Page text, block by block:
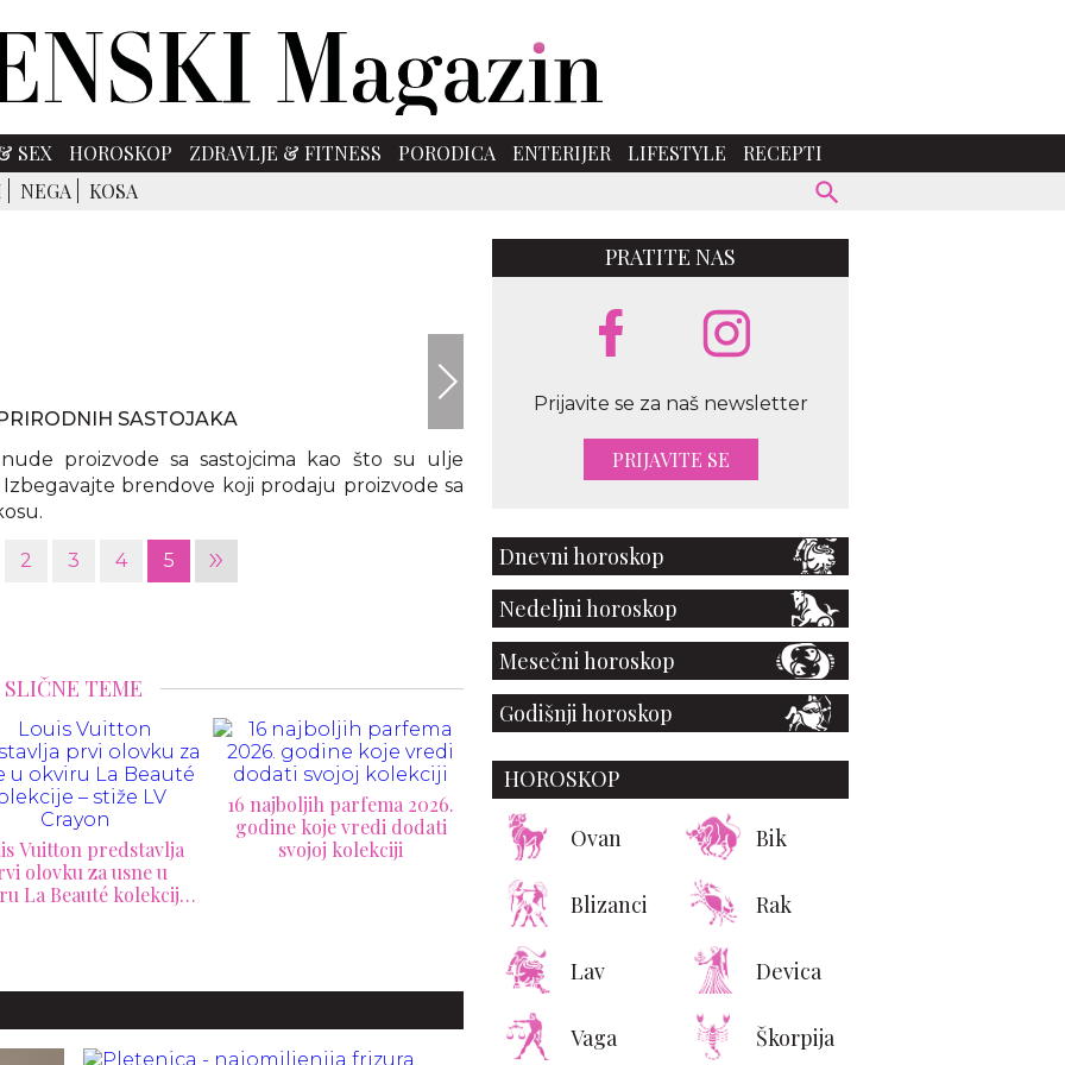
SEX HOROSKOP ZDRAVLJE & FITNESS PORODICA ENTERIJER LIFESTYLE
RECEPTI
NEGA KOSA
SASTOJAKA
proizvode sa sastojcima kao što su ulje
brendove koji prodaju proizvode sa
2 3 4 5 »
SLIČNE TEME
parfema 2026.
koje vredi dodati
svojoj kolekciji
Vendetta
CHANEL je predstavio
letnju kolekciju koja
pretvara svetlost u najlepši
beauty trend sezone
PRATITE NAS
Prijavite se za naš newsletter
PRIJAVITE SE
Dnevni horoskop
Nedeljni horoskop
Mesečni horoskop
Godišnji horoskop
HOROSKOP
Ovan Bik
Blizanci Rak
Lav Devica
Vaga Škorpija